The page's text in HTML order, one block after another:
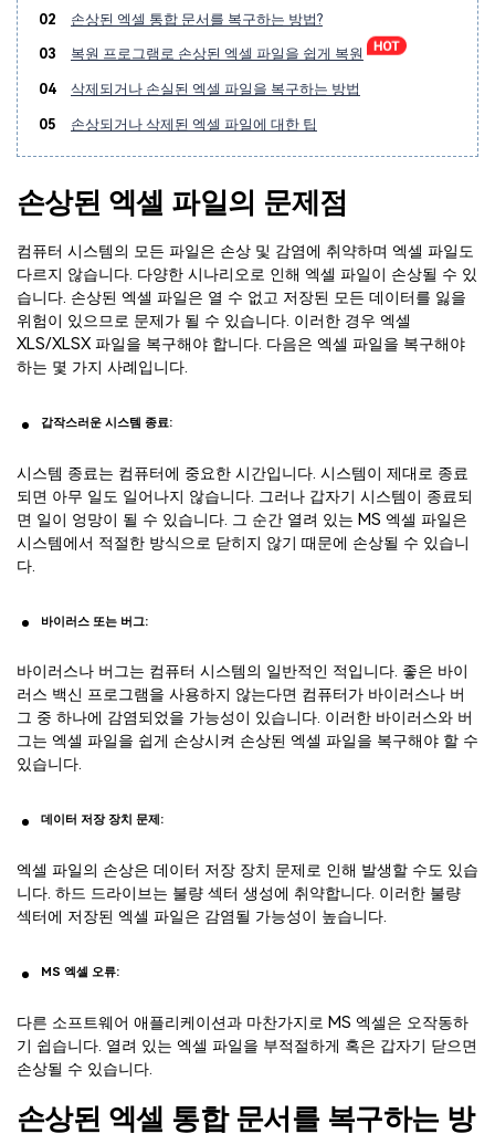
02 손상된 엑셀 통합 문서를 복구하는 방법?
03 복원 프로그램로 손상된 엑셀 파일을 쉽게 복원
04 삭제되거나 손실된 엑셀 파일을 복구하는 방법
05 손상되거나 삭제된 엑셀 파일에 대한 팁
손상된 엑셀 파일의 문제점
컴퓨터 시스템의 모든 파일은 손상 및 감염에 취약하며 엑셀 파일도
다르지 않습니다. 다양한 시나리오로 인해 엑셀 파일이 손상될 수 있
습니다. 손상된 엑셀 파일은 열 수 없고 저장된 모든 데이터를 잃을
위험이 있으므로 문제가 될 수 있습니다. 이러한 경우 엑셀
XLS/XLSX 파일을 복구해야 합니다. 다음은 엑셀 파일을 복구해야
하는 몇 가지 사례입니다.
갑작스러운 시스템 종료:
시스템 종료는 컴퓨터에 중요한 시간입니다. 시스템이 제대로 종료
되면 아무 일도 일어나지 않습니다. 그러나 갑자기 시스템이 종료되
면 일이 엉망이 될 수 있습니다. 그 순간 열려 있는 MS 엑셀 파일은
시스템에서 적절한 방식으로 닫히지 않기 때문에 손상될 수 있습니
다.
바이러스 또는 버그:
바이러스나 버그는 컴퓨터 시스템의 일반적인 적입니다. 좋은 바이
러스 백신 프로그램을 사용하지 않는다면 컴퓨터가 바이러스나 버
그 중 하나에 감염되었을 가능성이 있습니다. 이러한 바이러스와 버
그는 엑셀 파일을 쉽게 손상시켜 손상된 엑셀 파일을 복구해야 할 수
있습니다.
데이터 저장 장치 문제:
엑셀 파일의 손상은 데이터 저장 장치 문제로 인해 발생할 수도 있습
니다. 하드 드라이브는 불량 섹터 생성에 취약합니다. 이러한 불량
섹터에 저장된 엑셀 파일은 감염될 가능성이 높습니다.
MS 엑셀 오류:
다른 소프트웨어 애플리케이션과 마찬가지로 MS 엑셀은 오작동하
기 쉽습니다. 열려 있는 엑셀 파일을 부적절하게 혹은 갑자기 닫으면
손상될 수 있습니다.
손상된 엑셀 통합 문서를 복구하는 방